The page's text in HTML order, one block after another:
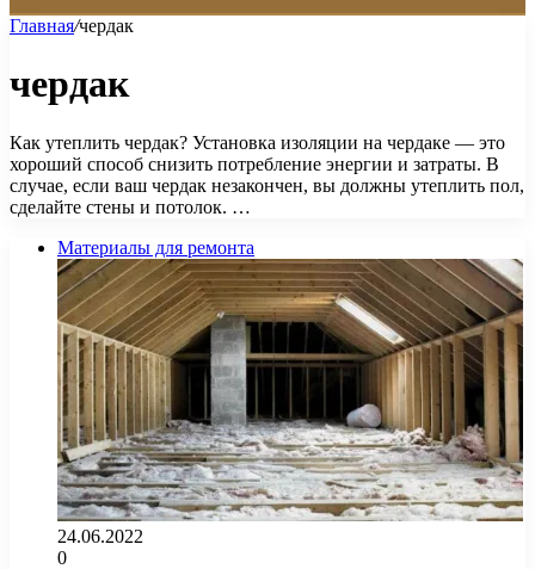
Главная/чердак
чердак
Как утеплить чердак? Установка изоляции на чердаке — это
хороший способ снизить потребление энергии и затраты. В
случае, если ваш чердак незакончен, вы должны утеплить пол,
сделайте стены и потолок. …
Материалы для ремонта
24.06.2022
0